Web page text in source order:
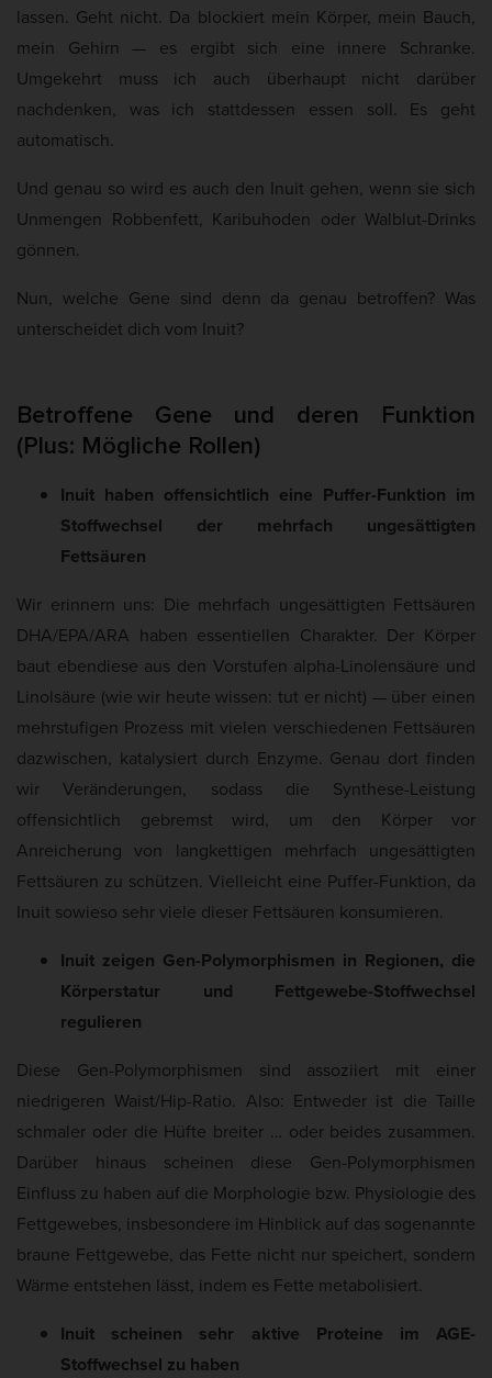
lassen. Geht nicht. Da blockiert mein Körper, mein Bauch,
mein Gehirn — es ergibt sich eine innere Schranke.
Umgekehrt muss ich auch überhaupt nicht darüber
nachdenken, was ich stattdessen essen soll. Es geht
automatisch.
Und genau so wird es auch den Inuit gehen, wenn sie sich
Unmengen Robbenfett, Karibuhoden oder Walblut-Drinks
gönnen.
Nun, welche Gene sind denn da genau betroffen? Was
unterscheidet dich vom Inuit?
Betroffene Gene und deren Funktion
(Plus: Mögliche Rollen)
Inuit haben offensichtlich eine Puffer-Funktion im
Stoffwechsel der mehrfach ungesättigten
Fettsäuren
Wir erinnern uns: Die mehrfach ungesättigten Fettsäuren
DHA/EPA/ARA haben essentiellen Charakter. Der Körper
baut ebendiese aus den Vorstufen alpha-Linolensäure und
Linolsäure (wie wir heute wissen: tut er nicht) — über einen
mehrstufigen Prozess mit vielen verschiedenen Fettsäuren
dazwischen, katalysiert durch Enzyme. Genau dort finden
wir Veränderungen, sodass die Synthese-Leistung
offensichtlich gebremst wird, um den Körper vor
Anreicherung von langkettigen mehrfach ungesättigten
Fettsäuren zu schützen. Vielleicht eine Puffer-Funktion, da
Inuit sowieso sehr viele dieser Fettsäuren konsumieren.
Inuit zeigen Gen-Polymorphismen in Regionen, die
Körperstatur und Fettgewebe-Stoffwechsel
regulieren
Diese Gen-Polymorphismen sind assoziiert mit einer
niedrigeren Waist/Hip-Ratio. Also: Entweder ist die Taille
schmaler oder die Hüfte breiter … oder beides zusammen.
Darüber hinaus scheinen diese Gen-Polymorphismen
Einfluss zu haben auf die Morphologie bzw. Physiologie des
Fettgewebes, insbesondere im Hinblick auf das sogenannte
braune Fettgewebe, das Fette nicht nur speichert, sondern
Wärme entstehen lässt, indem es Fette metabolisiert.
Inuit scheinen sehr aktive Proteine im AGE-
Stoffwechsel zu haben